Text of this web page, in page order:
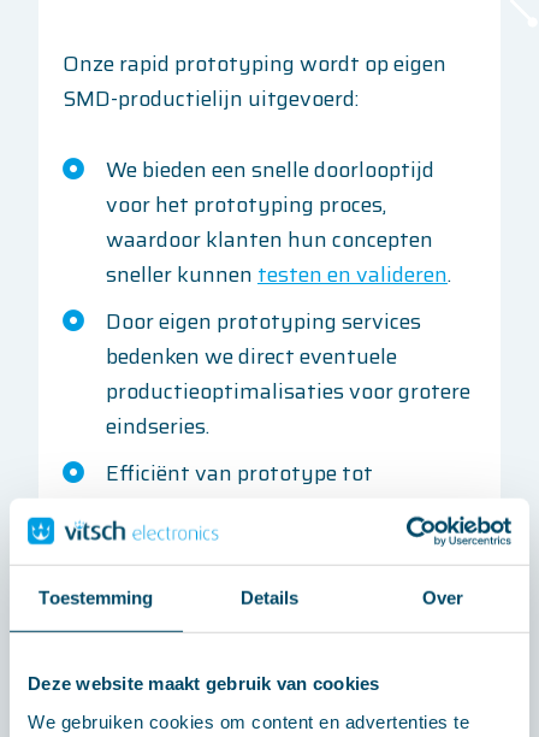
Toestemming Details Over
Deze website maakt gebruik van cookies
We gebruiken cookies om content en advertenties te
Onze rapid prototyping wordt op eigen
SMD-productielijn uitgevoerd:
We bieden een snelle doorlooptijd
voor het prototyping proces,
waardoor klanten hun concepten
sneller kunnentesten en valideren.
Door eigen prototyping services
bedenken we direct eventuele
productieoptimalisaties voor grotere
eindseries.
Efficiënt van prototype tot
Zowel enkelzijdig als dubbelzijdige
bestukking inclusief validatie.
Vitsch Electronics en ontdek hoe ze u
kunnen helpen uw ideeën tot leven te